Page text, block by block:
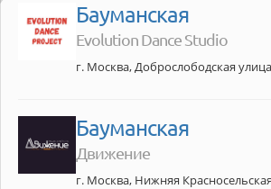
Бауманская
Evolution Dance Studio
г. Москва, Доброслободская
Бауманская
Движение
г. Москва, Нижняя